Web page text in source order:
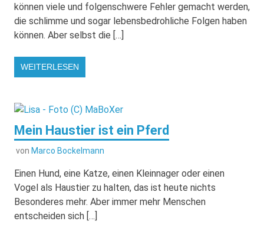
können viele und folgenschwere Fehler gemacht werden,
die schlimme und sogar lebensbedrohliche Folgen haben
können. Aber selbst die […]
WEITERLESEN
Mein Haustier ist ein Pferd
von Marco Bockelmann
Einen Hund, eine Katze, einen Kleinnager oder einen
Vogel als Haustier zu halten, das ist heute nichts
Besonderes mehr. Aber immer mehr Menschen
entscheiden sich […]